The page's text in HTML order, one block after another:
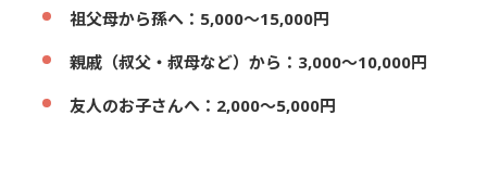
祖父母から孫へ：5,000～15,000円
親戚（叔父・叔母など）から：3,000～10,000円
友人のお子さんへ：2,000～5,000円